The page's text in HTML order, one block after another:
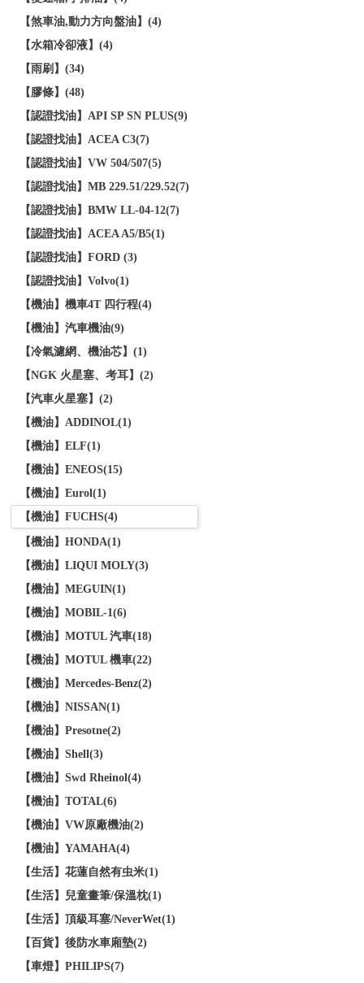
【煞車油,動力方向盤油】(4)
【水箱冷卻液】(4)
【雨刷】(34)
【膠條】(48)
【認證找油】API SP SN PLUS(9)
【認證找油】ACEA C3(7)
【認證找油】VW 504/507(5)
【認證找油】MB 229.51/229.52(7)
【認證找油】BMW LL-04-12(7)
【認證找油】ACEA A5/B5(1)
【認證找油】FORD (3)
【認證找油】Volvo(1)
【機油】機車4T 四行程(4)
【機油】汽車機油(9)
【冷氣濾網、機油芯】(1)
【NGK 火星塞、考耳】(2)
【汽車火星塞】(2)
【機油】ADDINOL(1)
【機油】ELF(1)
【機油】ENEOS(15)
【機油】Eurol(1)
【機油】FUCHS(4)
【機油】HONDA(1)
【機油】LIQUI MOLY(3)
【機油】MEGUIN(1)
【機油】MOBIL-1(6)
【機油】MOTUL 汽車(18)
【機油】MOTUL 機車(22)
【機油】Mercedes-Benz(2)
【機油】NISSAN(1)
【機油】Presotne(2)
【機油】Shell(3)
【機油】Swd Rheinol(4)
【機油】TOTAL(6)
【機油】VW原廠機油(2)
【機油】YAMAHA(4)
【生活】花蓮自然有虫米(1)
【生活】兒童畫筆/保溫枕(1)
【生活】頂級耳塞/NeverWet(1)
【百貨】後防水車廂墊(2)
【車燈】PHILIPS(7)